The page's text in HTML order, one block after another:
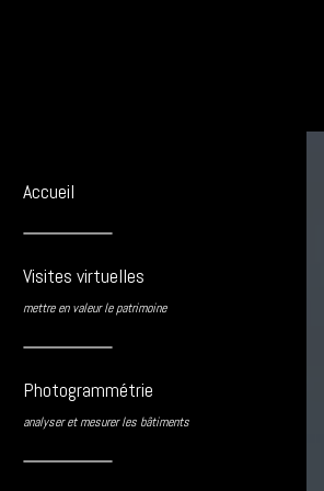
Accueil
Visites virtuelles
mettre en valeur le patrimoine
Photogrammétrie
analyser et mesurer les bâtiments